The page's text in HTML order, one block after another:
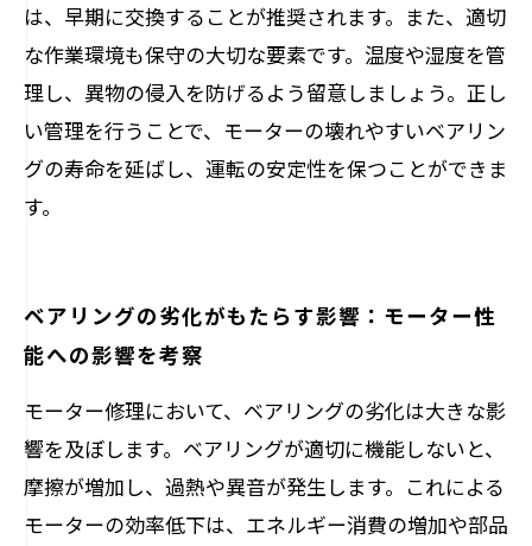
は、早期に交換することが推奨されます。また、適切
な作業環境も保守の大切な要素です。温度や湿度を管
理し、異物の侵入を防げるよう留意しましょう。正し
い管理を行うことで、モーターの壊れやすいベアリン
グの寿命を延ばし、運転の安定性を保つことができま
す。
ベアリングの劣化がもたらす影響：モーター性
能への影響を考察
モーター修理において、ベアリングの劣化は大きな影
響を及ぼします。ベアリングが適切に機能しないと、
摩擦が増加し、過熱や異音が発生します。これによる
モーターの効率低下は、エネルギー消費の増加や部品